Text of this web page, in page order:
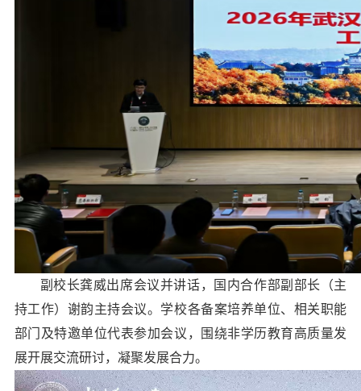
副校长龚威出席会议并讲话，国内合作部副部长（主
持工作）谢韵主持会议。学校各备案培养单位、相关职能
部门及特邀单位代表参加会议，围绕非学历教育高质量发
展开展交流研讨，凝聚发展合力。